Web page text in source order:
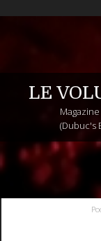
LE
(Dubuc's